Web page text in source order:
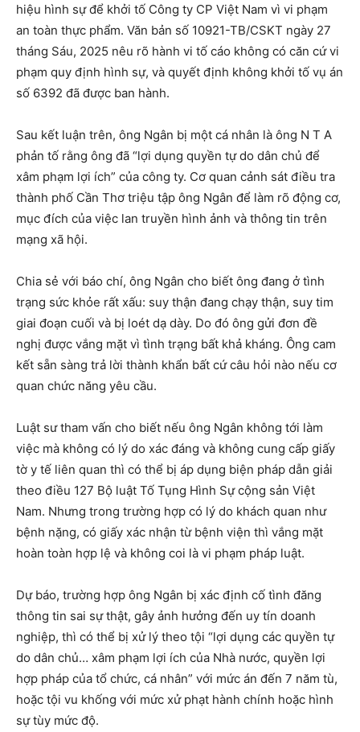
hiệu hình sự để khởi tố Công ty CP Việt Nam vì vi phạm
an toàn thực phẩm. Văn bản số 10921-TB/CSKT ngày 27
tháng Sáu, 2025 nêu rõ hành vi tố cáo không có căn cứ vi
phạm quy định hình sự, và quyết định không khởi tố vụ án
số 6392 đã được ban hành.
Sau kết luận trên, ông Ngân bị một cá nhân là ông N T A
phản tố rằng ông đã “lợi dụng quyền tự do dân chủ để
xâm phạm lợi ích” của công ty. Cơ quan cảnh sát điều tra
thành phố Cần Thơ triệu tập ông Ngân để làm rõ động cơ,
mục đích của việc lan truyền hình ảnh và thông tin trên
mạng xã hội.
Chia sẻ với báo chí, ông Ngân cho biết ông đang ở tình
trạng sức khỏe rất xấu: suy thận đang chạy thận, suy tim
giai đoạn cuối và bị loét dạ dày. Do đó ông gửi đơn đề
nghị được vắng mặt vì tình trạng bất khả kháng. Ông cam
kết sẵn sàng trả lời thành khẩn bất cứ câu hỏi nào nếu cơ
quan chức năng yêu cầu.
Luật sư tham vấn cho biết nếu ông Ngân không tới làm
việc mà không có lý do xác đáng và không cung cấp giấy
tờ y tế liên quan thì có thể bị áp dụng biện pháp dẫn giải
theo điều 127 Bộ luật Tố Tụng Hình Sự cộng sản Việt
Nam. Nhưng trong trường hợp có lý do khách quan như
bệnh nặng, có giấy xác nhận từ bệnh viện thì vắng mặt
hoàn toàn hợp lệ và không coi là vi phạm pháp luật.
Dự báo, trường hợp ông Ngân bị xác định cố tình đăng
thông tin sai sự thật, gây ảnh hưởng đến uy tín doanh
nghiệp, thì có thể bị xử lý theo tội “lợi dụng các quyền tự
do dân chủ… xâm phạm lợi ích của Nhà nước, quyền lợi
hợp pháp của tổ chức, cá nhân” với mức án đến 7 năm tù,
hoặc tội vu khống với mức xử phạt hành chính hoặc hình
sự tùy mức độ.